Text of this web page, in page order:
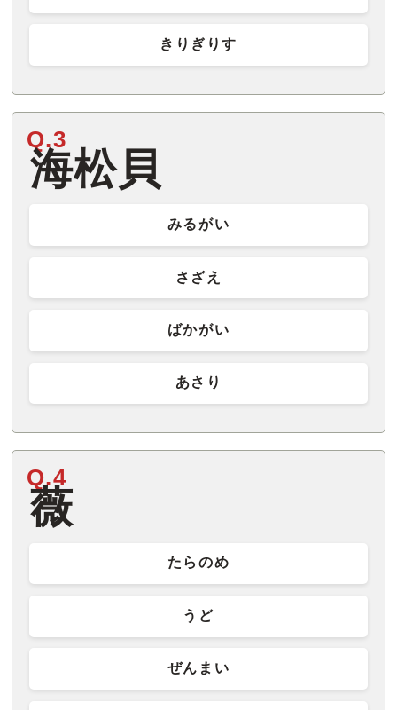
きりぎりす
Q.3
海松貝
みるがい
さざえ
ばかがい
あさり
Q.4
薇
たらのめ
うど
ぜんまい